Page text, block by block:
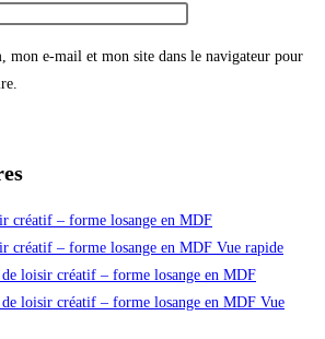
mon e-mail et mon site dans le navigateur pour
Vue rapide
Vue